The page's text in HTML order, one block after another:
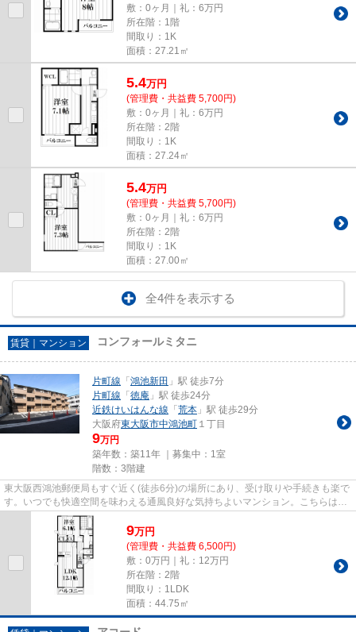
敷：0ヶ月｜礼：6万円
所在階：1階
間取り：1K
面積：27.21㎡
5.4万円
(管理費・共益費 5,700円)
敷：0ヶ月｜礼：6万円
所在階：2階
間取り：1K
面積：27.24㎡
5.4万円
(管理費・共益費 5,700円)
敷：0ヶ月｜礼：6万円
所在階：2階
間取り：1K
面積：27.00㎡
全4件を表示する
賃貸｜マンション コンフォールミタニ
片町線 「 鴻池新田 」駅 徒歩7分
片町線 「 徳庵 」駅 徒歩24分
近鉄けいはんな線 「 荒本 」駅 徒歩29分
大阪府東大阪市中鴻池町 １丁目
9万円
築年数：築11年 ｜募集中： 1室
階数：3階建
東大阪西鴻池郵便局もすぐ近く(徒歩6分)の場所にあり、受け取りや手続きも楽で
す。いつでも快適空間を味わえる通風良好な気持ちよいマンション。こちらはマ
ンションタイプになります。...
9万円
(管理費・共益費 6,500円)
敷：0万円｜礼：12万円
所在階：2階
間取り：1LDK
面積：44.75㎡